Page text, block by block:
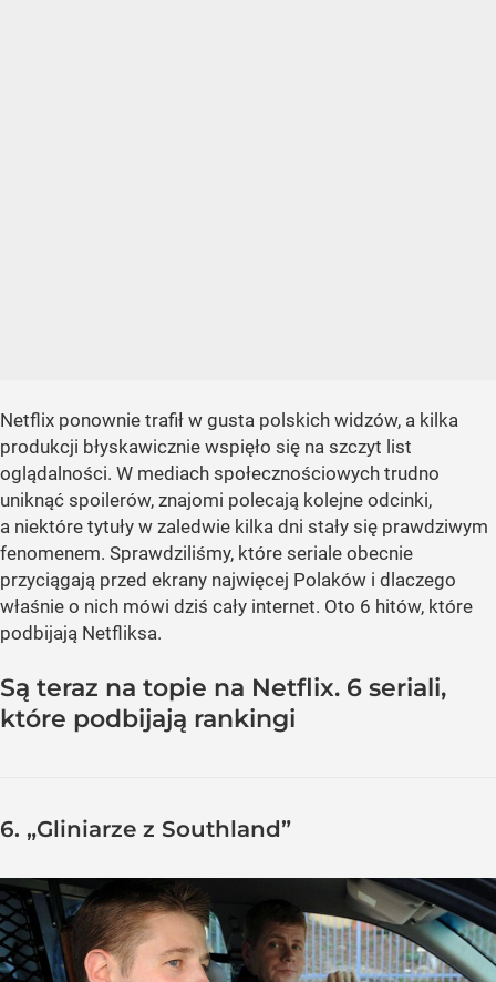
Netflix ponownie trafił w gusta polskich widzów, a kilka
produkcji błyskawicznie wspięło się na szczyt list
oglądalności. W mediach społecznościowych trudno
uniknąć spoilerów, znajomi polecają kolejne odcinki,
a niektóre tytuły w zaledwie kilka dni stały się prawdziwym
fenomenem. Sprawdziliśmy, które seriale obecnie
przyciągają przed ekrany najwięcej Polaków i dlaczego
właśnie o nich mówi dziś cały internet. Oto 6 hitów, które
podbijają Netfliksa.
Są teraz na topie na Netflix. 6 seriali,
które podbijają rankingi
6. „Gliniarze z Southland”